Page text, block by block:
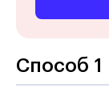
Способ 1